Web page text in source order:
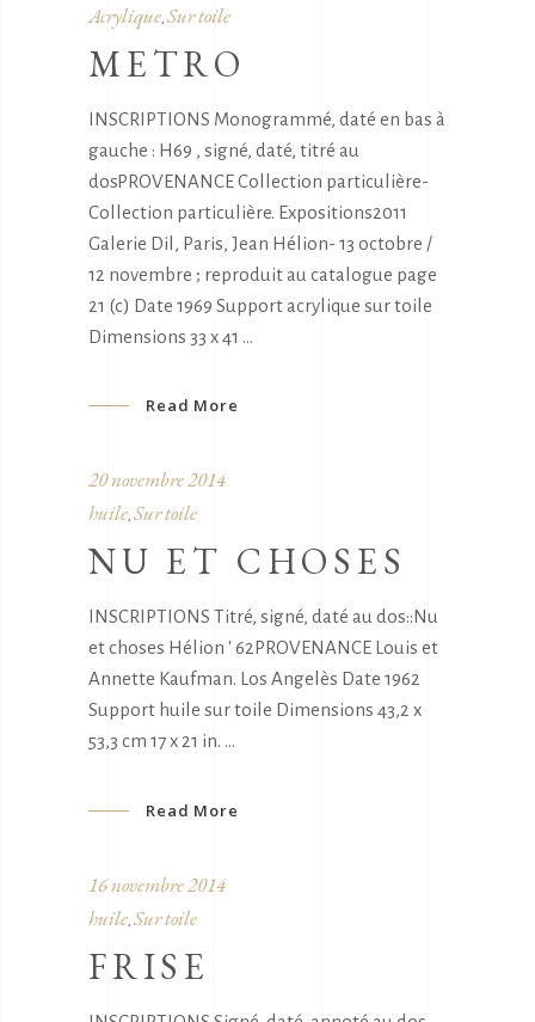
Acrylique Sur toile
METRO
INSCRIPTIONS Monogrammé, daté en bas à
gauche : H69 , signé, daté, titré au
dosPROVENANCE Collection particulière-
Collection particulière. Expositions2011
Galerie Dil, Paris, Jean Hélion- 13 octobre /
12 novembre ; reproduit au catalogue page
21 (c) Date 1969 Support acrylique sur toile
Dimensions 33 x 41
Read More
20 novembre 2014
huile, Sur toile
NU ET CHOSES
INSCRIPTIONS Titré, signé, daté au dos::Nu
et choses Hélion ' 62PROVENANCE Louis et
Annette Kaufman. Los Angelès Date 1962
Support huile sur toile Dimensions 43,2 x
53,3 cm 17 x 21 in.
Read More
16 novembre 2014
huile Sur toile
FRISE